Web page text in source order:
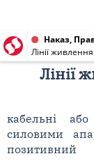
Лінії